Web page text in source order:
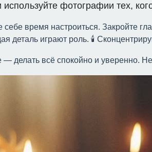
фотографии тех,
время настроиться. Закройте
деталь играют роль. 🕯
— делать всё спокойно и уверенно.